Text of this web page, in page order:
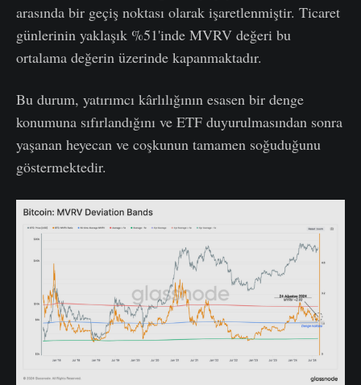
arasında bir geçiş noktası olarak işaretlenmiştir. Ticaret
günlerinin yaklaşık %51'inde MVRV değeri bu
ortalama değerin üzerinde kapanmaktadır.
Bu durum, yatırımcı kârlılığının esasen bir denge
konumuna sıfırlandığını ve ETF duyurulmasından sonra
yaşanan heyecan ve coşkunun tamamen soğuduğunu
göstermektedir.